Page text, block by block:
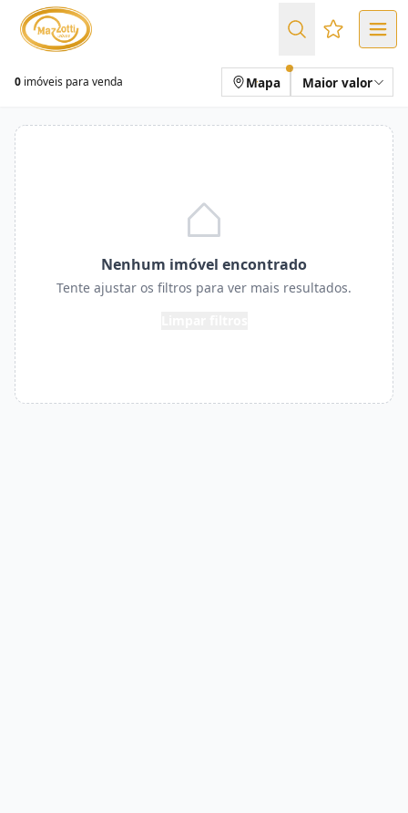
Favoritos
0 imóveis para venda Mapa Maior valor
Nenhum imóvel encontrado
Tente ajustar os filtros para ver mais resultados.